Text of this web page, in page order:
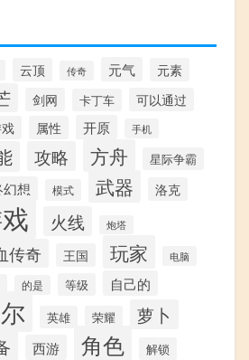
云顶 传奇 元气 元素
剑网 卡丁车
可以通过
属性 开原 手机
攻略 方舟 星际争霸
想 模式 武器 洛克
火线 炮塔
传奇 王国 玩家 电脑
的是 等级 自己的
英雄 荣耀
萝卜
西游 角色 解锁